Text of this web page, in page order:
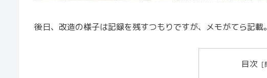
後日、改造の様子は記録を残すつもりですが、メモがてら記載。
目次